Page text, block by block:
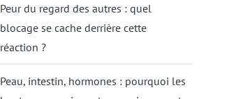
Peur du regard des autres : quel
blocage se cache derrière cette
réaction ?
Peau, intestin, hormones : pourquoi les